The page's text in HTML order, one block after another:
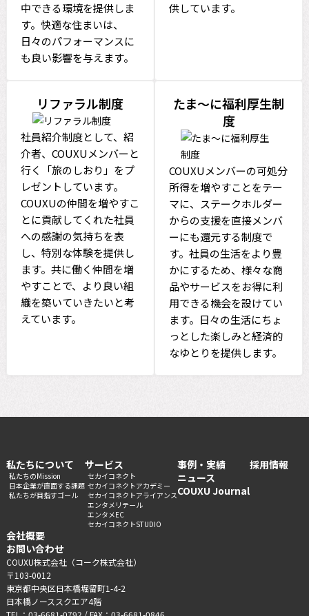
中できる環境を提供しま
す。快適な住まいは、
日々のパフォーマンスに
も良い影響を与えます。
供しています。
リファラル制度
社員紹介制度として、紹
介者、COUXUメンバーと
行く「旅のしおり」をプ
レゼントしています。
COUXUの仲間を増やすこ
とに貢献してくれた社員
への感謝の気持ちを表
し、特別な体験を提供し
ます。共に働く仲間を増
やすことで、より良い組
織を築いていきたいと考
えています。
たま〜に福利厚生制
度
COUXUメンバーの可処分
所得を増やすことをテー
マに、ステークホルダー
からの支援を直接メンバ
ーにも還元する制度で
す。社員の生活をより豊
かにするため、様々な商
品やサービスをお得に利
用できる機会を設けてい
ます。日々の生活にちょ
っとした楽しみと経済的
なゆとりを提供します。
COUXU株式会社（コーク株式会社）
〒103-0012
東京都中央区日本橋堀留町1-4-2
日本橋ノーススクエア4階
私たちについて
私たちのMission
日本企業が直面する課題
私たちが目指すゴール
サービス
セカイコネクト
セカイコネクトアカデミー
セカイコネクトアライアンス
エンタメリテール
エンタメEC
セカイコネクトSTUDIO
事例・実績
ニュース
COUXU Journal
採用情報
会社概要
お問い合わせ